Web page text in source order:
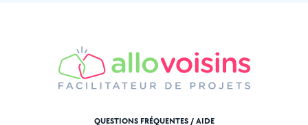
QUESTIONS FRÉQUENTES / AIDE